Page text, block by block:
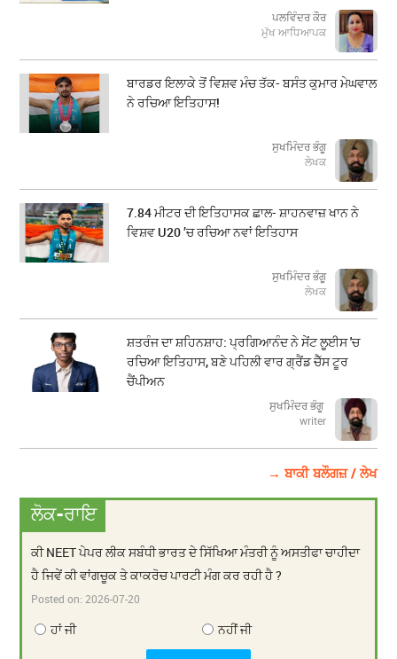
ਪਲਵਿੰਦਰ ਕੌਰ
ਮੁੱਖ ਆਧਿਆਪਕ
ਬਾਰਡਰ ਇਲਾਕੇ ਤੋਂ ਵਿਸ਼ਵ ਮੰਚ ਤੱਕ- ਬਸੰਤ ਕੁਮਾਰ ਮੇਘਵਾਲ
ਨੇ ਰਚਿਆ ਇਤਿਹਾਸ!
ਸੁਖਮਿੰਦਰ ਭੰਗੂ
ਲੇਖਕ
7.84 ਮੀਟਰ ਦੀ ਇਤਿਹਾਸਕ ਛਾਲ- ਸ਼ਾਹਨਵਾਜ਼ ਖਾਨ ਨੇ
ਵਿਸ਼ਵ U20 ’ਚ ਰਚਿਆ ਨਵਾਂ ਇਤਿਹਾਸ
ਸੁਖਮਿੰਦਰ ਭੰਗੂ
ਲੇਖਕ
ਸ਼ਤਰੰਜ ਦਾ ਸ਼ਹਿਨਸ਼ਾਹ: ਪ੍ਰਗਿਆਨੰਦ ਨੇ ਸੇਂਟ ਲੂਈਸ 'ਚ
ਰਚਿਆ ਇਤਿਹਾਸ, ਬਣੇ ਪਹਿਲੀ ਵਾਰ ਗ੍ਰੈਂਡ ਚੈੱਸ ਟੂਰ
ਚੈਂਪੀਅਨ
ਸੁਖਮਿੰਦਰ ਭੰਗੂ
writer
→ ਬਾਕੀ ਬਲੌਗਜ਼ / ਲੇਖ
ਲੋਕ-ਰਾਇ
ਕੀ NEET ਪੇਪਰ ਲੀਕ ਸਬੰਧੀ ਭਾਰਤ ਦੇ ਸਿੱਖਿਆ ਮੰਤਰੀ ਨੂੰ ਅਸਤੀਫਾ ਚਾਹੀਦਾ
ਹੈ ਜਿਵੇਂ ਕੀ ਵਾਂਗਚੂਕ ਤੇ ਕਾਕਰੋਚ ਪਾਰਟੀ ਮੰਗ ਕਰ ਰਹੀ ਹੈ ?
Posted on:2026-07-20
ਹਾਂ ਜੀ ਨਹੀਂ ਜੀ